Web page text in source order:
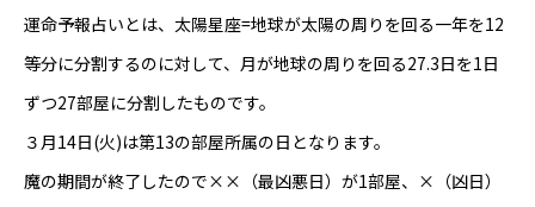
運命予報占いとは、太陽星座=地球が太陽の周りを回る一年を12
等分に分割するのに対して、月が地球の周りを回る27.3日を1日
ずつ27部屋に分割したものです。
３月14日(火)は第13の部屋所属の日となります。
魔の期間が終了したので××（最凶悪日）が1部屋、×（凶日）